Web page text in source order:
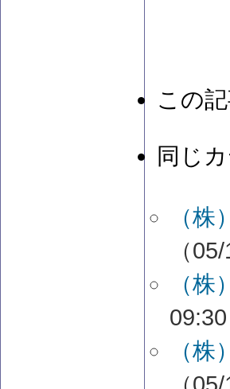
この
同じ
（
（
（
09:30
（